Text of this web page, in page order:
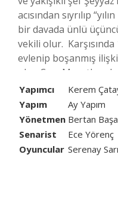
acısından sıyrılıp
bir davada ünlü
vekili olur. Karşısında
evlenip boşanmış
olan Cem Murathan
suçlu hem güçlü” olan
müvekkilini en ateşli
Ancak o ateşle ortalık
Yapımcı
Kerem
Yapım
Ay Yapım
Yönetmen Bertan
Senarist
Ece Yörenç
Oyuncular Serenay